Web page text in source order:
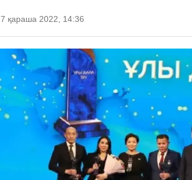
7 қараша 2022, 14:36